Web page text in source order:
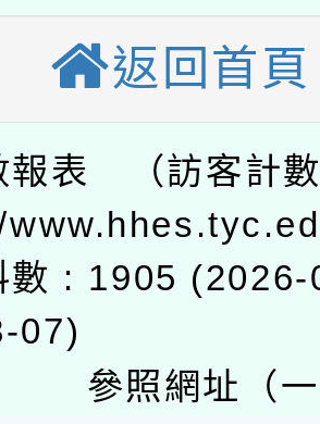
優單位及節水達
孔廟祈福系列
慧啟航」
桃園地景藝術
115學年度第2次
動共學行動站研
理115年度閱讀
推動專業研習
能─人工智慧
素養講師名單
內容與教學軟體
大陸委員會函釋公
返回首頁
報表 （訪客計
數 : 1905
07)
參照網址（